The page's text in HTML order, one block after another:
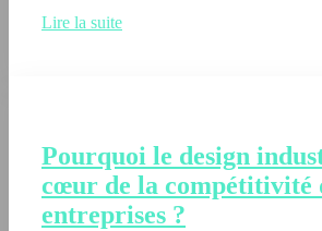
Lire la suite
Pourquoi le design
cœur de la compétitivité
entreprises ?